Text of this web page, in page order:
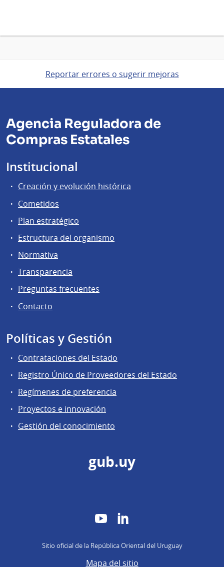
Reportar errores o sugerir mejoras
Agencia Reguladora de
Compras Estatales
Institucional
Creación y evolución histórica
Cometidos
Plan estratégico
Estructura del organismo
Normativa
Transparencia
Preguntas frecuentes
Contacto
Políticas y Gestión
Contrataciones del Estado
Registro Único de Proveedores del Estado
Regímenes de preferencia
Proyectos e innovación
Gestión del conocimiento
gub.uy
YouTube
Sitio oficial de la República Oriental del Uruguay
Mapa del sitio